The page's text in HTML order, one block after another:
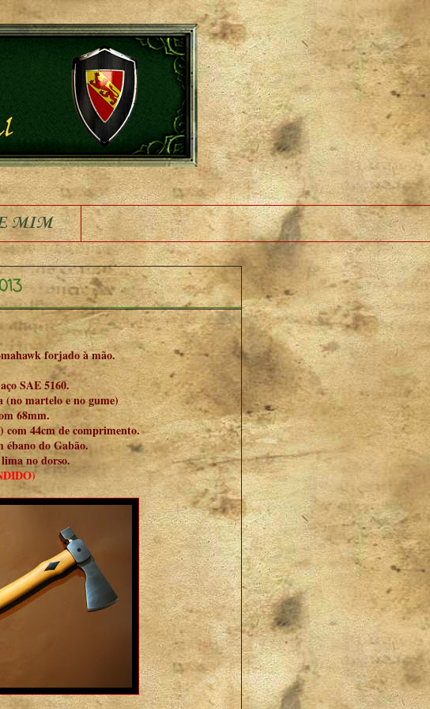
MIM
forjado à mão.
SAE 5160.
(no martelo e no gume)
68mm.
44cm de comprimento.
ébano do Gabão.
no dorso.